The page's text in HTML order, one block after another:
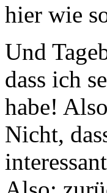
Und
dass ich
habe!
Nicht,
Also:
ins Land